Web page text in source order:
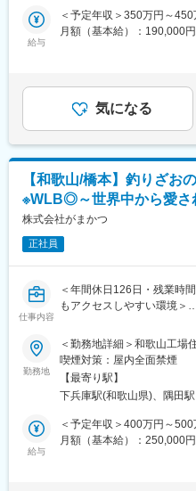
■働き方・社風：
■会社の魅力：
・大正10年にみかん箱の製
以上の歴史ある安定企業で
箱、建築材、木製パレット
代に合わせて事業を拡大、
ています。
・同社の売り上げは木製パ
売する材料など建築関係が
ハウスはキャンプの流行や
変更の範囲：会社の定める
・個別原価計算策定
・年次決算取りまとめ、事
現在の経理部は6名が所属
人がそれぞれの役割をもっ
将来的に部門全体を管理し
■同社について
当社は1885年（明治18年
メーカーです。
蚊取り線香、消臭・除菌剤
ない製品を1,500種類以上展
世界初の渦巻き型蚊取り線
られ、年間売上100億円を
長年培った技術力と品質管
を和歌山から全国、そして
■事業内容：
殺虫剤・入浴剤・洗浄剤な
す。
https://www.lionchemical.jp/
変更の範囲：会社の定める
給与
＜予定年収＞350万円～
月額（基本給）：190,000
月給(月額)は固定手当を含
気になる
【和歌山/橋本】釣りざお
※WLB◎～世界中から愛さ
株式会社がまかつ
正社員
仕事内容
＜年間休日126日・残業時
もアクセスしやすい環境＞
■概要
日本製の高級釣り具を開発
を拡張する和歌山工場の釣
※研修6～12カ月の期間、
■具体
～入社後にご担当いただく
勤務地
＜勤務地詳細＞和歌山工場
喫煙対策：屋内全面禁煙
【最寄り駅】
下兵庫駅(和歌山県)、隅田
給与
＜予定年収＞400万円～
月額（基本給）：250,000